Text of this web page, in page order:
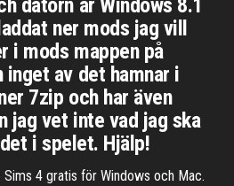
datorn är Windows 8.1
ner mods jag vill
i mods mappen på
av det hamnar i
7zip och har även
jag vet inte vad jag ska
i spelet. Hjälp!
4 gratis för Windows och Mac.